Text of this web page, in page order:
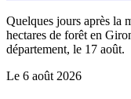
Quelques jours après la
hectares de forêt en
département, le 17 août.
Le 6 août 2026